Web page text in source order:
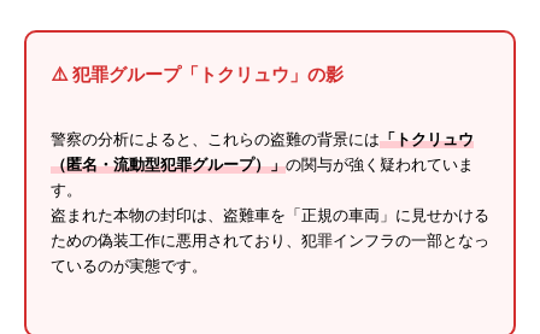
⚠️ 犯罪グループ「トクリュウ」の影
警察の分析によると、これらの盗難の背景には「トクリュウ
（匿名・流動型犯罪グループ）」の関与が強く疑われていま
す。
盗まれた本物の封印は、盗難車を「正規の車両」に見せかける
ための偽装工作に悪用されており、犯罪インフラの一部となっ
ているのが実態です。